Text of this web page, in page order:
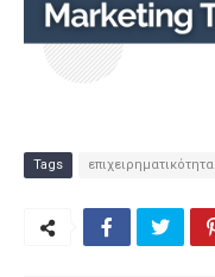
Tags επιχειρηματικότητα